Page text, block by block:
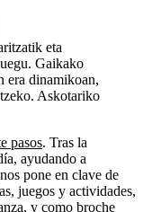
eta
Gaikako
era dinamikoan,
Askotariko
pasos. Tras la
ayudando a
pone en clave de
juegos y actividades,
y como broche